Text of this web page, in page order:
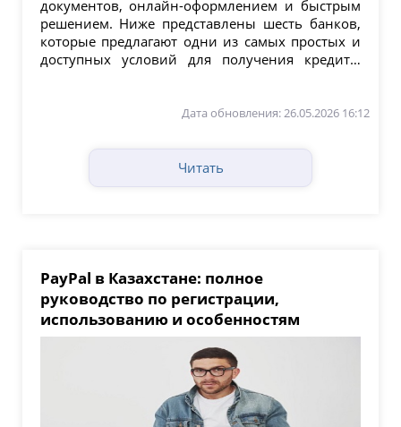
документов, онлайн-оформлением и быстрым
решением. Ниже представлены шесть банков,
которые предлагают одни из самых простых и
доступных условий для получения кредита.
Дата обновления: 26.05.2026 16:12
Читать
PayPal в Казахстане: полное
руководство по регистрации,
использованию и особенностям